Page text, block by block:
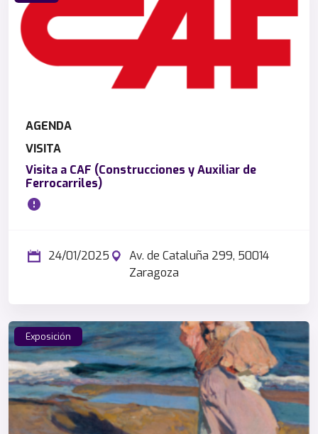
AGENDA
VISITA
Visita a CAF (Construcciones y Auxiliar de
Ferrocarriles)
24/01/2025
Av. de Cataluña 299, 50014
Zaragoza
Exposición